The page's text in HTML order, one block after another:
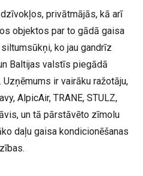
privātmājās, kā arī
objektos par to gādā gaisa
ko jau gandrīz
Baltijas valstīs piegādā
. Uzņēmums ir vairāku ražotāju,
AlpicAir, TRANE, STULZ,
un tā pārstāvēto zīmolu
daļu gaisa kondicionēšanas